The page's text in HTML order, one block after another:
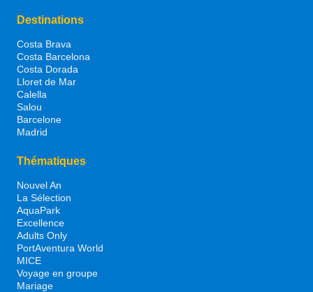
Destinations
Costa Brava
Costa Barcelona
Costa Dorada
Lloret de Mar
Calella
Salou
Barcelone
Madrid
Thématiques
Nouvel An
La Sélection
AquaPark
Excellence
Adults Only
PortAventura World
MICE
Voyage en groupe
Mariage